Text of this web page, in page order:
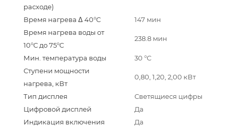
расходе)
Время нагрева Δ 40°С
147 мин
Время нагрева воды от
10°С до 75°С
238.8 мин
Мин. температура воды
30 °С
Ступени мощности
нагрева, кВт
0,80, 1,20, 2,00 кВт
Тип дисплея
Светящиеся цифры
Цифровой дисплей
Да
Индикация включения
Да